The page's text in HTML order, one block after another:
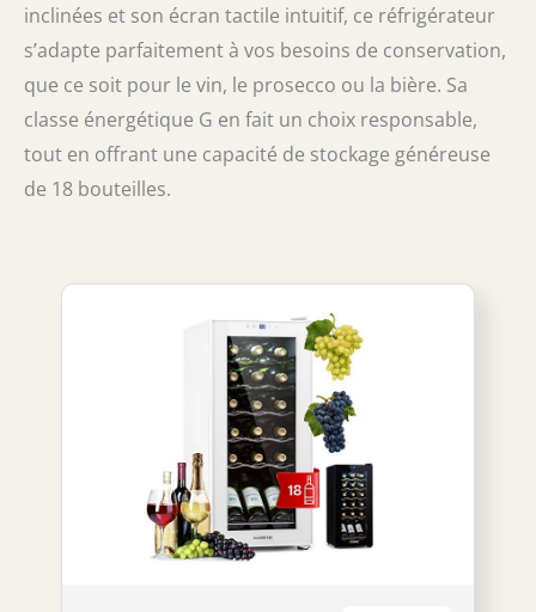
inclinées et son écran tactile intuitif, ce réfrigérateur
s’adapte parfaitement à vos besoins de conservation,
que ce soit pour le vin, le prosecco ou la bière. Sa
classe énergétique G en fait un choix responsable,
tout en offrant une capacité de stockage généreuse
de 18 bouteilles.